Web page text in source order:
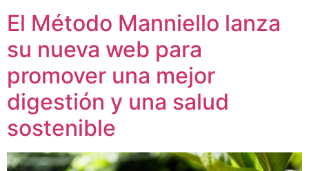
El Método Manniello lanza
su nueva web para
promover una mejor
digestión y una salud
sostenible